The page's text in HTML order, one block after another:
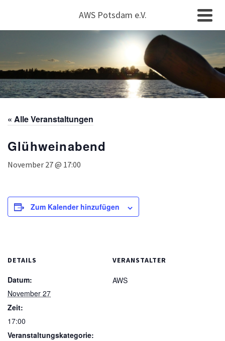
AWS Potsdam e.V.
« Alle Veranstaltungen
Glühweinabend
November 27 @ 17:00
Zum Kalender hinzufügen
DETAILS
Datum:
November 27
Zeit:
17:00
Veranstaltungskategorie:
VERANSTALTER
AWS